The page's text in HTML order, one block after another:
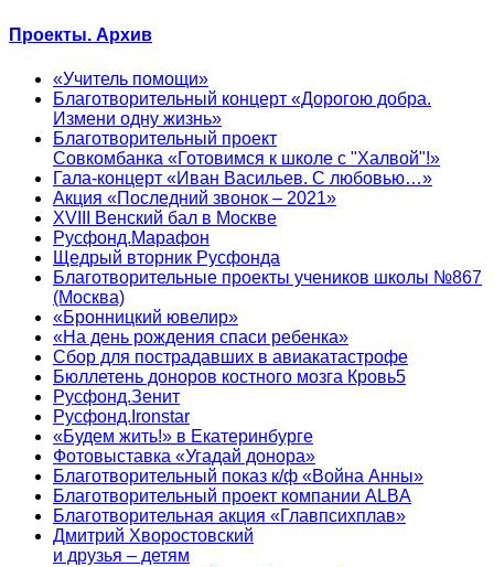
Проекты. Архив
«Учитель помощи»
Благотворительный концерт «Дорогою добра.
Измени одну жизнь»
Благотворительный проект
Совкомбанка «Готовимся к школе с "Халвой"!»
Гала-концерт «Иван Васильев. С любовью…»
Акция «Последний звонок – 2021»
XVIII Венский бал в Москве
Русфонд.Марафон
Щедрый вторник Русфонда
Благотворительные проекты учеников школы №867
(Москва)
«Бронницкий ювелир»
«На день рождения спаси ребенка»
Сбор для пострадавших в авиакатастрофе
Бюллетень доноров костного мозга Кровь5
Русфонд.Зенит
Русфонд.Ironstar
«Будем жить!» в Екатеринбурге
Фотовыставка «Угадай донора»
Благотворительный показ к/ф «Война Анны»
Благотворительный проект компании ALBA
Благотворительная акция «Главпсихплав»
Дмитрий Хворостовский
и друзья – детям